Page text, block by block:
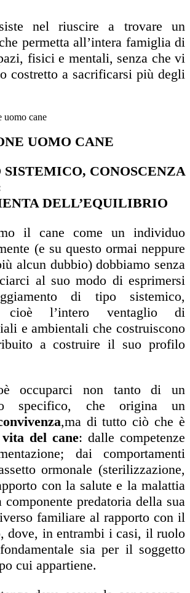
nel riuscire a trovare un
permetta all’intera famiglia di
fisici e mentali, senza che vi
costretto a sacrificarsi più degli
UOMO CANE
SISTEMICO, CONOSCENZA
DELL’EQUILIBRIO
il cane come un individuo
(e su questo ormai neppure
alcun dubbio) dobbiamo senza
al suo modo di esprimersi
di tipo sistemico,
cioè l’intero ventaglio di
e ambientali che costruiscono
a costruire il suo profilo
occuparci non tanto di un
specifico, che origina un
,ma di tutto ciò che è
vita del cane: dalle competenze
dai comportamenti
ormonale (sterilizzazione,
con la salute e la malattia
predatoria della sua
familiare al rapporto con il
dove, in entrambi i casi, il ruolo
sia per il soggetto
cui appartiene.